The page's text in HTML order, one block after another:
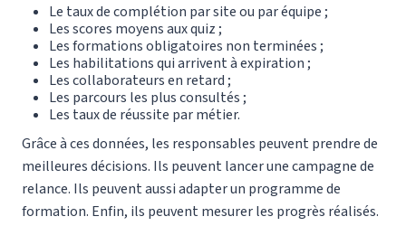
Le taux de complétion par site ou par équipe ;
Les scores moyens aux quiz ;
Les formations obligatoires non terminées ;
Les habilitations qui arrivent à expiration ;
Les collaborateurs en retard ;
Les parcours les plus consultés ;
Les taux de réussite par métier.
Grâce à ces données, les responsables peuvent prendre de
meilleures décisions. Ils peuvent lancer une campagne de
relance. Ils peuvent aussi adapter un programme de
formation. Enfin, ils peuvent mesurer les progrès réalisés.